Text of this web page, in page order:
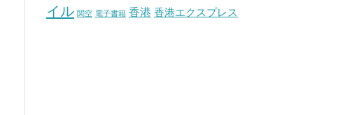
イル 関空 電子書籍 香港 香港エクスプレス